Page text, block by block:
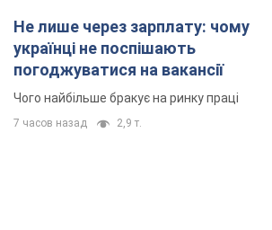
Не лише через зарплату: чому
українці не поспішають
погоджуватися на вакансії
Чого найбільше бракує на ринку праці
7 часов назад 2,9 т.